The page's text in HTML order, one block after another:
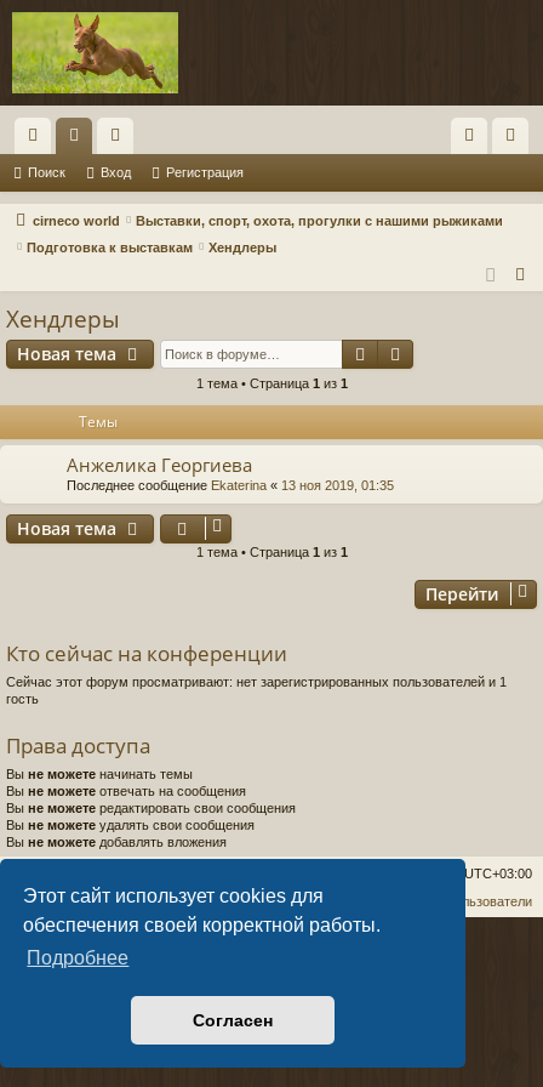
Этот сайт использует cookies для
обеспечения своей корректной работы.
Подробнее
Согласен
с
ы
лк
ум
ы
ол
ьз
ов
ел
и
д ис
ац
Поиск Вход Регистрация
cirneco world
Выставки, спорт, охота, прогулки с нашими рыжиками
Подготовка к выставкам
Хендлеры
Хендлеры
Новая тема Поиск
1 тема • Страница 1 из 1
Темы
Анжелика Георгиева
Последнее сообщение Ekaterina « 13 ноя 2019, 01:35
Новая тема
1 тема • Страница 1 из 1
Перейти
Кто сейчас на конференции
Сейчас этот форум просматривают: нет зарегистрированных пользователей и 1
гость
Права доступа
Вы не можете начинать темы
Вы не можете отвечать на сообщения
Вы не можете редактировать свои сообщения
Вы не можете удалять свои сообщения
Вы не можете добавлять вложения
UTC+03:00
Пользователи
Связаться с администрацией
phpBB
® Forum Software © phpBB Limited
Правила